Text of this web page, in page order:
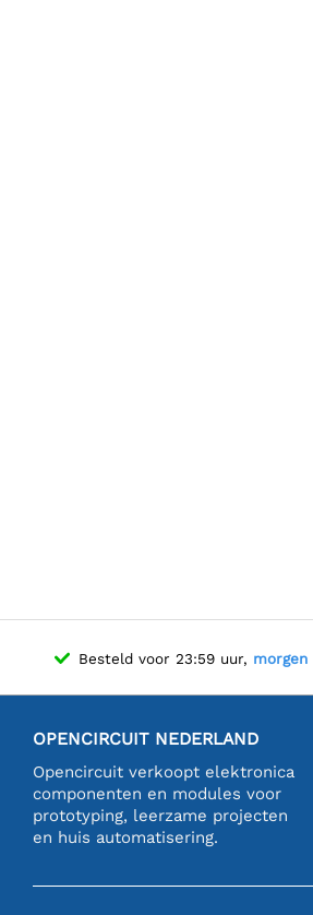
Besteld voor 23:59 uur, morgen
OPENCIRCUIT NEDERLAND
Opencircuit verkoopt elektronica
componenten en modules voor
prototyping, leerzame projecten
en huis automatisering.